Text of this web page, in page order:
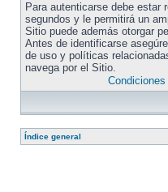
Para autenticarse debe estar
segundos y le permitirá un
Sitio puede además otorgar
Antes de identificarse
de uso y políticas
navega por el Sitio.
Índice general